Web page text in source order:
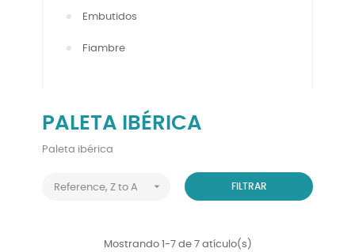
Embutidos
Fiambre
PALETA IBÉRICA
Paleta ibérica
Reference, Z to A  FILTRAR
Mostrando 1-7 de 7 atículo(s)